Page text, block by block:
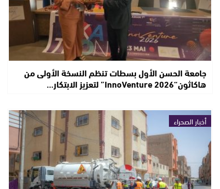
جامعة الحسن الأول بسطات تنظم النسخة الأولى من
هاكاثون“InnoVenture 2026” لتعزيز الابتكار…
أخبار الصحراء